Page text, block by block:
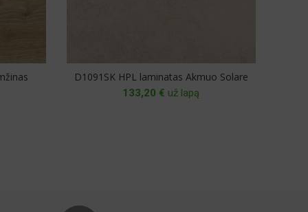
D1091SK HPL laminatas Akmuo Solare
133,20 € už lapą